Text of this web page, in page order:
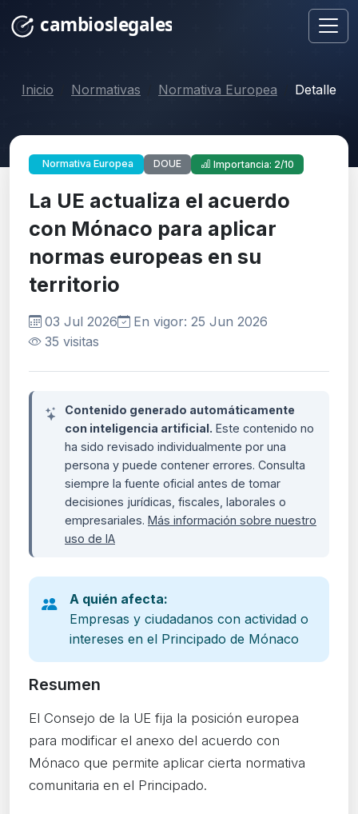
Inicio Normativas Normativa Europea Detalle
Normativa Europea DOUE Importancia: 2/10
La UE actualiza el acuerdo
con Mónaco para aplicar
normas europeas en su
territorio
03 Jul 2026
En vigor: 25 Jun 2026
35 visitas
Contenido generado automáticamente
con inteligencia artificial. Este contenido no
ha sido revisado individualmente por una
persona y puede contener errores. Consulta
siempre la fuente oficial antes de tomar
decisiones jurídicas, fiscales, laborales o
empresariales. Más información sobre nuestro
uso de IA
A quién afecta:
Empresas y ciudadanos con actividad o
intereses en el Principado de Mónaco
Resumen
El Consejo de la UE fija la posición europea
para modificar el anexo del acuerdo con
Mónaco que permite aplicar cierta normativa
comunitaria en el Principado.